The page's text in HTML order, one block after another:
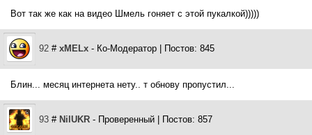
Вот так же как на видео Шмель гоняет с этой пукалкой)))))
92 # xMELx - Ко-Модератор | Постов: 845
Блин... месяц интернета нету.. т обнову пропустил...
93 # NilUKR - Проверенный | Постов: 857